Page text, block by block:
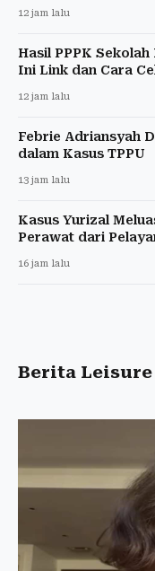
12 jam lalu
Hasil PPPK Sekolah
Ini Link dan Cara
12 jam lalu
Febrie Adriansyah
dalam Kasus TPPU
13 jam lalu
Kasus Yurizal
Perawat dari
16 jam lalu
Berita Leisure